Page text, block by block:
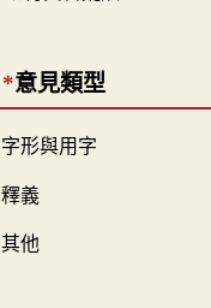
*意見類型
字形與用字
釋義
其他